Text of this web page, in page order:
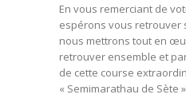
En vous remerciant de
espérons vous retrouver
nous mettrons tout en
retrouver ensemble et
de cette course
« Semimarathau de Sète